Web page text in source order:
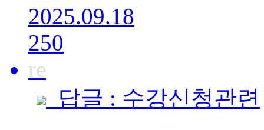
2025.09.18
250
re
답글 : 수강신청관련